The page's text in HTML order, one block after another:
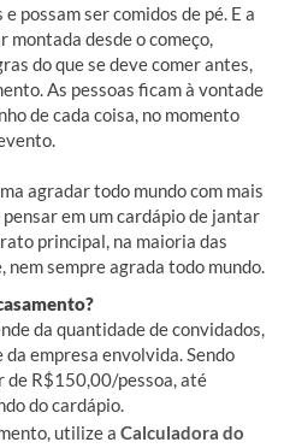
possam ser comidos de pé. E a
montada desde o começo,
do que se deve comer antes,
As pessoas ficam à vontade
de cada coisa, no momento
agradar todo mundo com mais
em um cardápio de jantar
principal, na maioria das
nem sempre agrada todo mundo.
da quantidade de convidados,
empresa envolvida. Sendo
de R$150,00/pessoa, até
do cardápio.
utilize a Calculadora do